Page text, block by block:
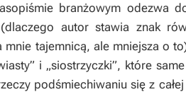
branżowym odezwa
(dlaczego autor stawia znak
mnie tajemnicą, ale mniejsza o
i „siostrzyczki”, które
podśmiechiwaniu się z